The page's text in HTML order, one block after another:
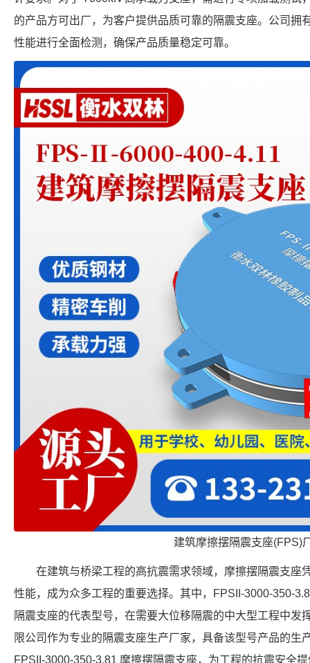
的产品方可出厂，为客户提供品质可靠的隔震支座。公司拥
性能进行全面检测，确保产品质量稳定可靠。
建筑摩擦摆隔震支座(FPS)
在建筑与桥梁工程的高抗震需求领域，摩擦摆隔震支座
性能，成为众多工程的重要选择。其中，FPSII-3000-350-
隔震支座的代表型号，在需要大位移隔震的中大型工程中发
限公司作为专业的隔震支座生产厂家，具备该型号产品的生
FPSII-3000-350-3.81 摩擦摆隔震支座，为工程的抗震安全